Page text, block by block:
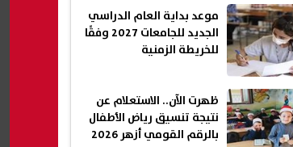
موعد بداية العام الدراسي
الجديد للجامعات 2027 وفقًا
للخريطة الزمنية
ظهرت الآن.. الاستعلام عن
نتيجة تنسيق رياض الأطفال
بالرقم القومي أزهر 2026